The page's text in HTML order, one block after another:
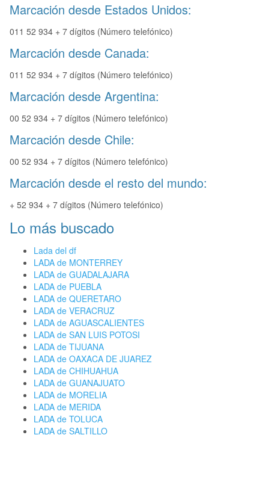
Marcación desde Estados Unidos:
011 52 934 + 7 dígitos (Número telefónico)
Marcación desde Canada:
011 52 934 + 7 dígitos (Número telefónico)
Marcación desde Argentina:
00 52 934 + 7 dígitos (Número telefónico)
Marcación desde Chile:
00 52 934 + 7 dígitos (Número telefónico)
Marcación desde el resto del mundo:
+ 52 934 + 7 dígitos (Número telefónico)
Lo más buscado
Lada del df
LADA de MONTERREY
LADA de GUADALAJARA
LADA de PUEBLA
LADA de QUERETARO
LADA de VERACRUZ
LADA de AGUASCALIENTES
LADA de SAN LUIS POTOSI
LADA de TIJUANA
LADA de OAXACA DE JUAREZ
LADA de CHIHUAHUA
LADA de GUANAJUATO
LADA de MORELIA
LADA de MERIDA
LADA de TOLUCA
LADA de SALTILLO